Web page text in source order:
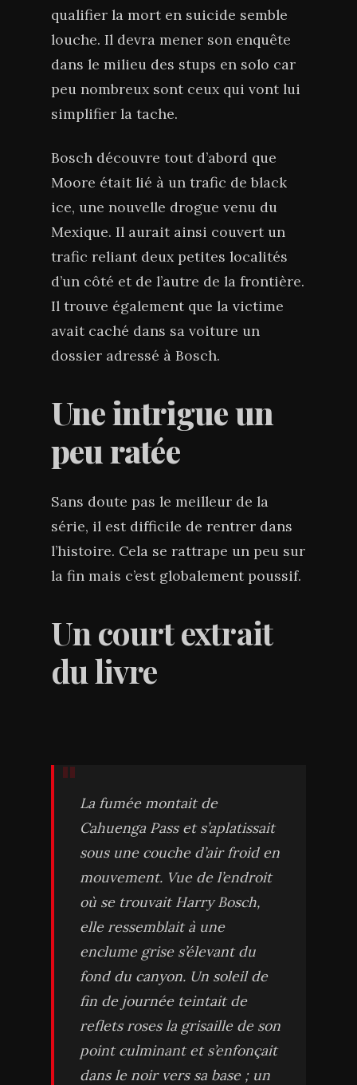
qualifier la mort en suicide semble
louche. Il devra mener son enquête
dans le milieu des stups en solo car
peu nombreux sont ceux qui vont lui
simplifier la tache.
Bosch découvre tout d’abord que
Moore était lié à un trafic de black
ice, une nouvelle drogue venu du
Mexique. Il aurait ainsi couvert un
trafic reliant deux petites localités
d’un côté et de l’autre de la frontière.
Il trouve également que la victime
avait caché dans sa voiture un
dossier adressé à Bosch.
Une intrigue un
peu ratée
Sans doute pas le meilleur de la
série, il est difficile de rentrer dans
l’histoire. Cela se rattrape un peu sur
la fin mais c’est globalement poussif.
Un court extrait
du livre
La fumée montait de
Cahuenga Pass et s’aplatissait
sous une couche d’air froid en
mouvement. Vue de l’endroit
où se trouvait Harry Bosch,
elle ressemblait à une
enclume grise s’élevant du
fond du canyon. Un soleil de
fin de journée teintait de
reflets roses la grisaille de son
point culminant et s’enfonçait
dans le noir vers sa base ; un